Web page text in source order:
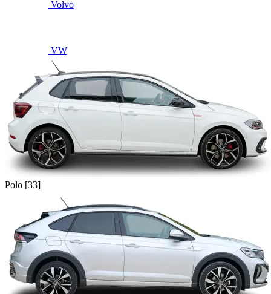
Volvo
VW
Polo [33]